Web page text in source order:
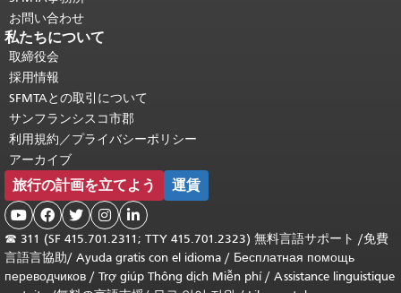
お問い合わせ
私たちについて
取締役会
採用情報
SFMTAとの取引について
サンフランシスコ市郡
利用規約／プライバシーポリシー
アーカイブ
旅行の計画を立てよう 運賃
    
☎ 311 (SF 415.701.2311; TTY 415.701.2323) 無料言語サポート /免費
言語言協助/ Ayuda gratis con el idioma / Бесплатная помощь
переводчиков / Trợ giúp Thông dịch Miễn phí/ Assistance linguistique